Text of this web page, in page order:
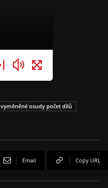
vyměněné osudy počet dílů
Email Copy URL